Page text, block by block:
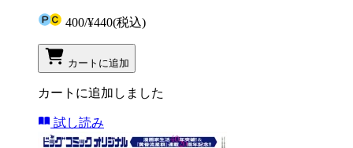
400/¥440(税込)
カートに追加
カートに追加しました
試し読み